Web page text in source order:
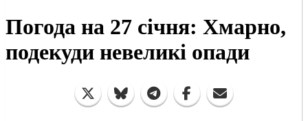
Погода на 27 січня: Хмарно,
подекуди невеликі опади